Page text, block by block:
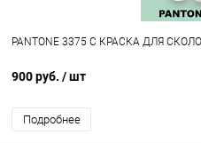
PANTONE 3375 C КРАСКА ДЛЯ
900 руб. / шт
Подробнее